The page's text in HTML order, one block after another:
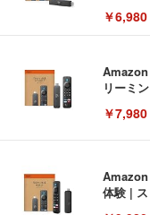
￥6,980
リーミ
￥7,980
体験 |